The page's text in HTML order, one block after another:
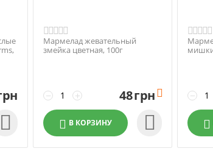

Мармелад жевательный
змейка цветная, 100г
+
− 48грн 
В КОРЗИНУ 
−